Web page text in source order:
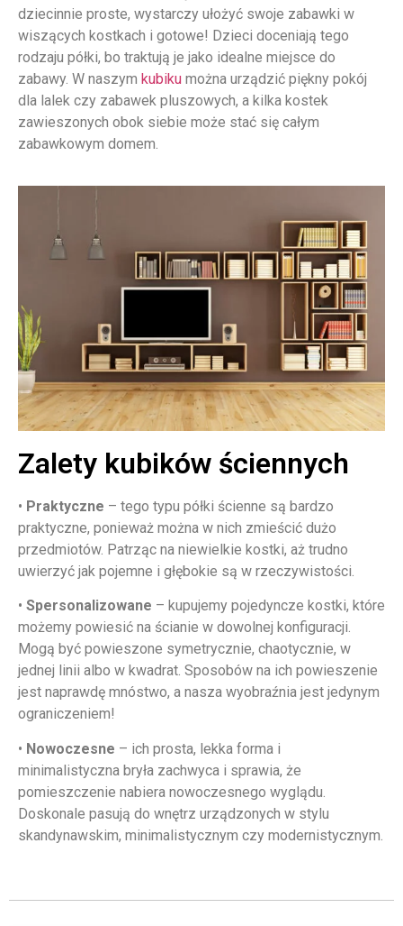
dziecinnie proste, wystarczy ułożyć swoje zabawki w
wiszących kostkach i gotowe! Dzieci doceniają tego
rodzaju półki, bo traktują je jako idealne miejsce do
zabawy. W naszym kubiku można urządzić piękny pokój
dla lalek czy zabawek pluszowych, a kilka kostek
zawieszonych obok siebie może stać się całym
zabawkowym domem.
Zalety kubików ściennych
• Praktyczne – tego typu półki ścienne są bardzo
praktyczne, ponieważ można w nich zmieścić dużo
przedmiotów. Patrząc na niewielkie kostki, aż trudno
uwierzyć jak pojemne i głębokie są w rzeczywistości.
• Spersonalizowane – kupujemy pojedyncze kostki, które
możemy powiesić na ścianie w dowolnej konfiguracji.
Mogą być powieszone symetrycznie, chaotycznie, w
jednej linii albo w kwadrat. Sposobów na ich powieszenie
jest naprawdę mnóstwo, a nasza wyobraźnia jest jedynym
ograniczeniem!
• Nowoczesne – ich prosta, lekka forma i
minimalistyczna bryła zachwyca i sprawia, że
pomieszczenie nabiera nowoczesnego wyglądu.
Doskonale pasują do wnętrz urządzonych w stylu
skandynawskim, minimalistycznym czy modernistycznym.